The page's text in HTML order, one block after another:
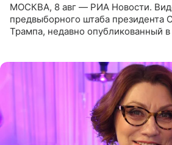
МОСКВА, 8 авг — РИА Новости.
предвыборного штаба президента
Трампа, недавно опубликованный